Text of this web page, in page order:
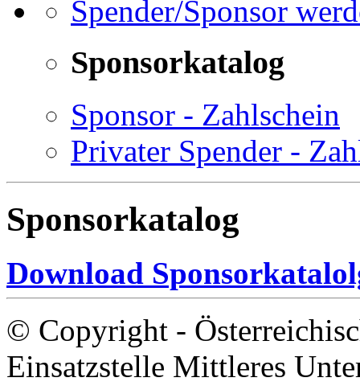
Spender/Sponsor
Sponsorkatalog
Sponsor - Zahlschein
Privater Spender -
Sponsorkatalog
Download
© Copyright -
Einsatzstelle Mittleres